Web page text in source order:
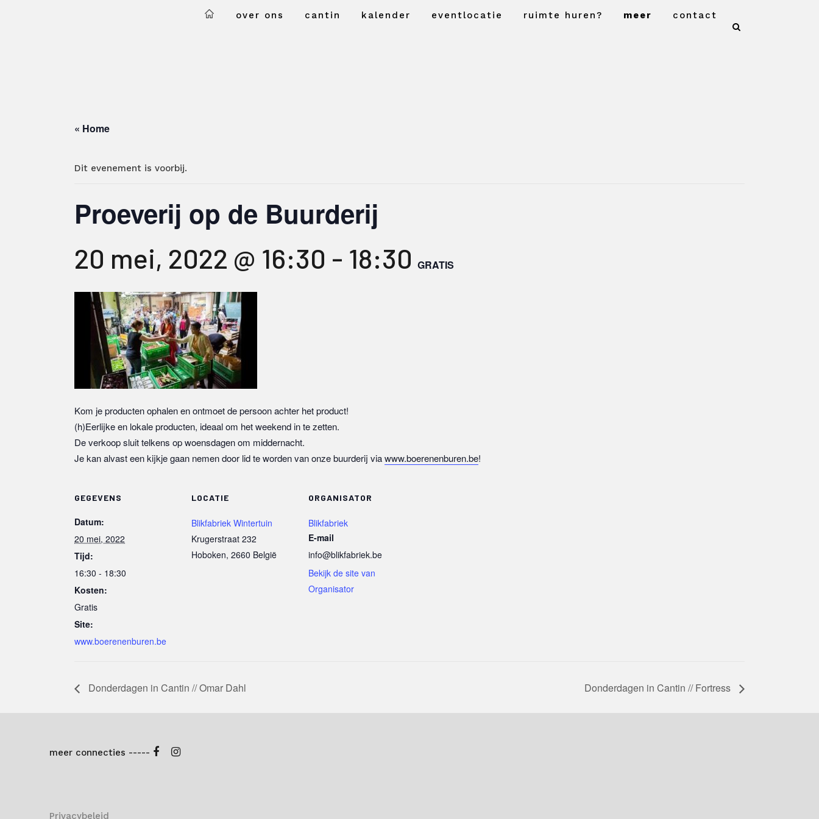
over ons cantin kalender eventlocatie ruimte huren? meer contact
« Home
Dit evenement is voorbij.
Proeverij op de Buurderij
20 mei, 2022 @ 16:30 - 18:30 GRATIS
Kom je producten ophalen en ontmoet de persoon achter het product!
(h)Eerlijke en lokale producten, ideaal om het weekend in te zetten.
De verkoop sluit telkens op woensdagen om middernacht.
Je kan alvast een kijkje gaan nemen door lid te worden van onze buurderij viawww.boerenenburen.be!
GEGEVENS
Datum:
20 mei, 2022
Tijd:
16:30 - 18:30
Kosten:
Gratis
Site:
www.boerenenburen.be
LOCATIE
Blikfabriek Wintertuin
Krugerstraat 232
Hoboken, 2660 België
ORGANISATOR
Blikfabriek
E-mail
info@blikfabriek.be
Bekijk de site van
Organisator
Donderdagen in Cantin // Omar Dahl Donderdagen in Cantin // Fortress
meer connecties -----
Privacybeleid